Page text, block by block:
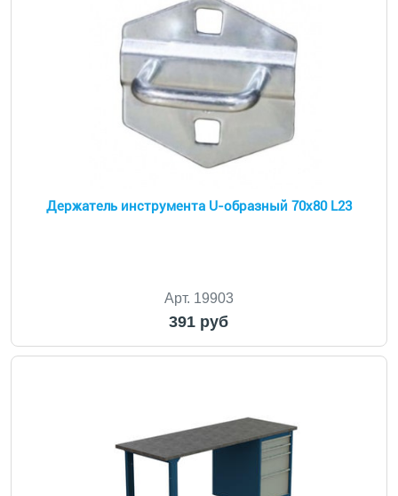
Держатель инструмента U-образный 70х80 L23
Арт. 19903
391 руб